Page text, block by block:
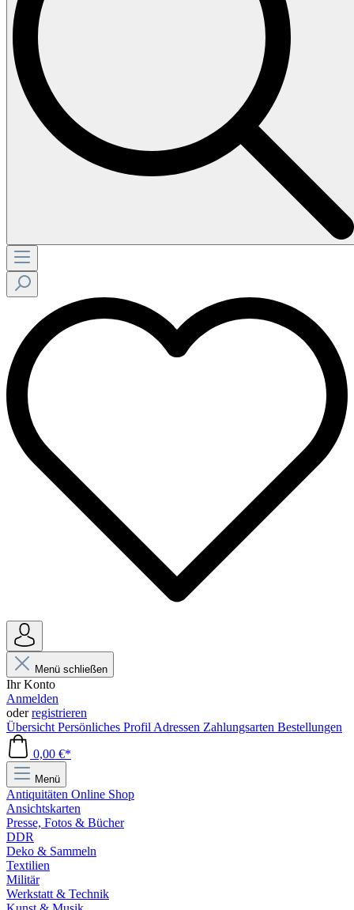
Menü schließen
Ihr Konto
Anmelden
oderregistrieren
Übersicht Persönliches Profil Adressen Zahlungsarten Bestellungen
0,00 €*
Menü
Antiquitäten Online Shop
Ansichtskarten
Presse, Fotos & Bücher
DDR
Deko & Sammeln
Textilien
Militär
Werkstatt & Technik